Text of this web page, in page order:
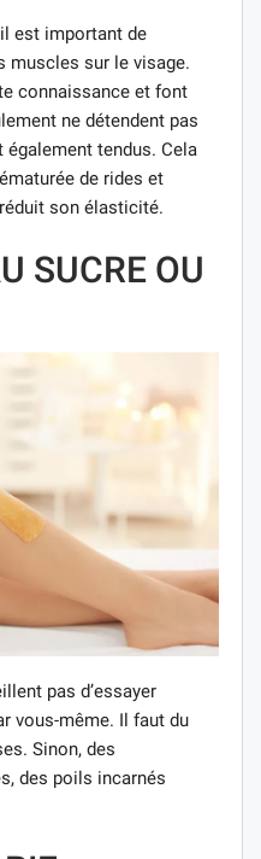
est important de
muscles sur le visage.
connaissance et font
ne détendent pas
tendus. Cela
de rides et
son élasticité.
SUCRE OU
pas d’essayer
vous-même. Il faut du
Sinon, des
des poils incarnés